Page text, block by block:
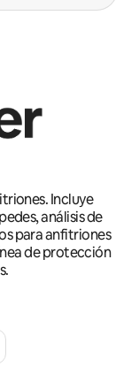
Incluye
análisis de
para anfitriones
de protección